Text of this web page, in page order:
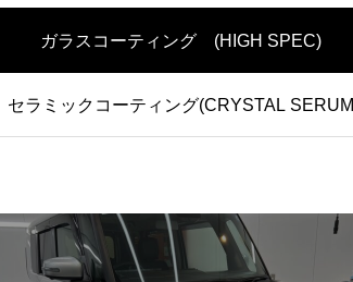
ガラスコーティング (HIGH SPEC)
セラミックコーティング(CRYSTAL SERUM